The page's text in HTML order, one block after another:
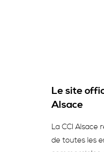
Le site
Alsace
La CCI Alsace
de toutes les